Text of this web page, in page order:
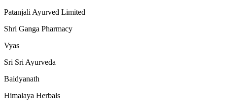
Patanjali Ayurved Limited
Shri Ganga Pharmacy
Vyas
Sri Sri Ayurveda
Baidyanath
Himalaya Herbals